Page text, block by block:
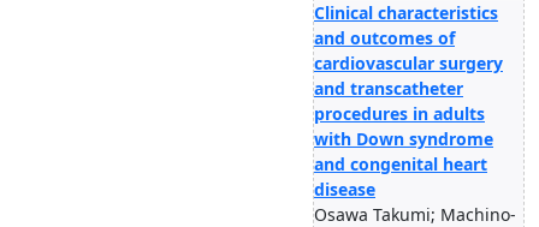
Clinical characteristics
and outcomes of
cardiovascular surgery
and transcatheter
procedures in adults
with Down syndrome
and congenital heart
disease
Osawa Takumi; Machino-